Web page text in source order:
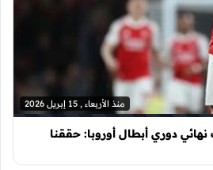
منذ الأربعاء , 15 إبريل 2026
دوري أبطال أوروبا: حققنا